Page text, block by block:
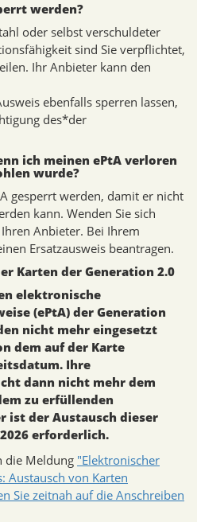
werden?
oder selbst verschuldeter
sind Sie verpflichtet,
Ihr Anbieter kann den
ebenfalls sperren lassen,
des*der
ich meinen ePtA verloren
wurde?
gesperrt werden, damit er nicht
kann. Wenden Sie sich
Anbieter. Bei Ihrem
Ersatzausweis beantragen.
Karten der Generation 2.0
elektronische
(ePtA) der Generation
nicht mehr eingesetzt
dem auf der Karte
Ihre
dann nicht mehr dem
zu erfüllenden
ist der Austausch dieser
erforderlich.
die Meldung "Elektronischer
Austausch von Karten
Sie zeitnah auf die Anschreiben